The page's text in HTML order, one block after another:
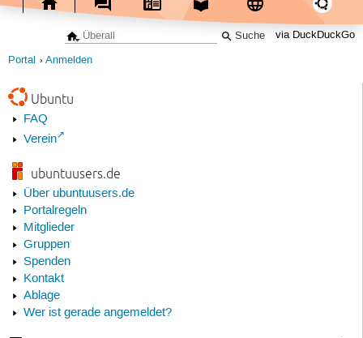
via DuckDuckGo
Portal Anmelden
Ubuntu
FAQ
Verein
ubuntuusers.de
Über ubuntuusers.de
Portalregeln
Mitglieder
Gruppen
Spenden
Kontakt
Ablage
Wer ist gerade angemeldet?